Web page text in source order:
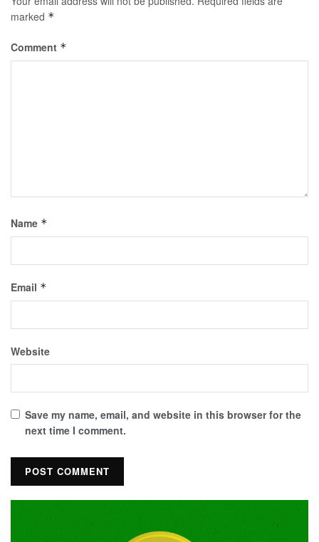
marked *
Comment *
Name *
Email *
Website
Save my name, email, and website in this browser for the
next time I comment.